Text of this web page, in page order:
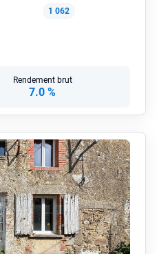
1 062
Rendement brut
7.0 %